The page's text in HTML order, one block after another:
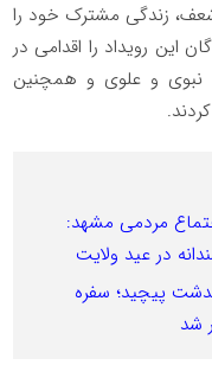
زندگی مشترک خود را
این رویداد را اقدامی در
نبوی و علوی و همچنین
مردمی مشهد:
در عید ولایت
پیچید؛ سفره
شد